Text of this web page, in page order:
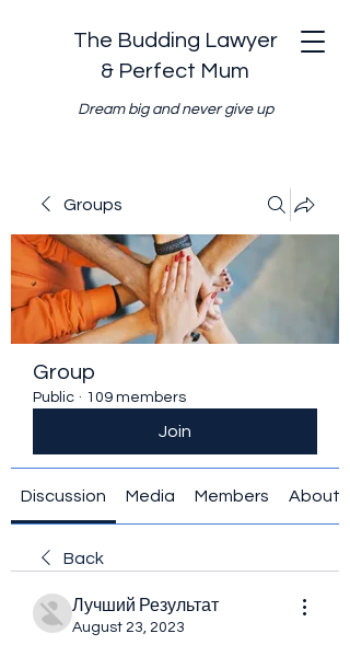
The Budding Lawyer
& Perfect Mum
Dream big and never give up
Groups
Group
Public · 109 members
Join
Discussion Media Members About
Back
Лучший Результат
August 23, 2023